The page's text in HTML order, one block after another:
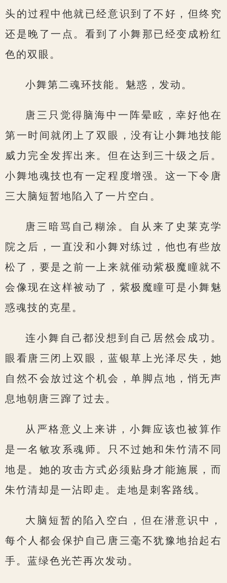
头的过程中他就已经意识到了不好，但终究
还是晚了一点。看到了小舞那已经变成粉红
色的双眼。
小舞第二魂环技能。魅惑，发动。
唐三只觉得脑海中一阵晕眩，幸好他在
第一时间就闭上了双眼，没有让小舞地技能
威力完全发挥出来。但在达到三十级之后。
小舞地魂技也有一定程度增强。这一下令唐
三大脑短暂地陷入了一片空白。
唐三暗骂自己糊涂。自从来了史莱克学
院之后，一直没和小舞对练过，他也有些放
松了，要是之前一上来就催动紫极魔瞳就不
会像现在这样被动了，紫极魔瞳可是小舞魅
惑魂技的克星。
连小舞自己都没想到自己居然会成功。
眼看唐三闭上双眼，蓝银草上光泽尽失，她
自然不会放过这个机会，单脚点地，悄无声
息地朝唐三蹿了过去。
从严格意义上来讲，小舞应该也被算作
是一名敏攻系魂师。只不过她和朱竹清不同
地是。她的攻击方式必须贴身才能施展，而
朱竹清却是一沾即走。走地是刺客路线。
大脑短暂的陷入空白，但在潜意识中，
每个人都会保护自己唐三毫不犹豫地抬起右
手。蓝绿色光芒再次发动。